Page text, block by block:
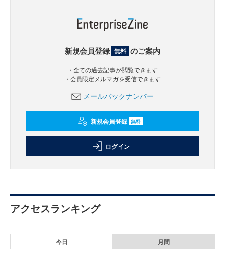
新規会員登録 無料 のご案内
・全ての過去記事が閲覧できます
・会員限定メルマガを受信できます
メールバックナンバー
新規会員登録 無料
ログイン
アクセスランキング
今日 月間